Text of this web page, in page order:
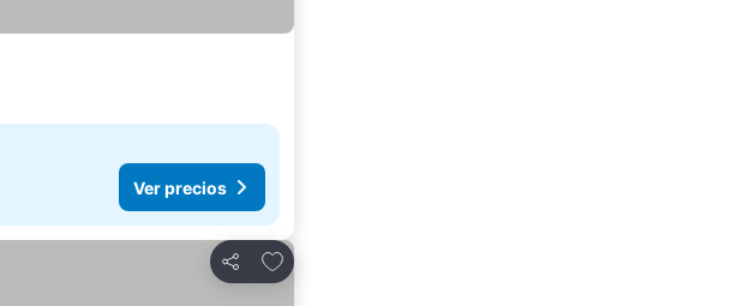
Ver precios
Compartir
Agregar a favoritos